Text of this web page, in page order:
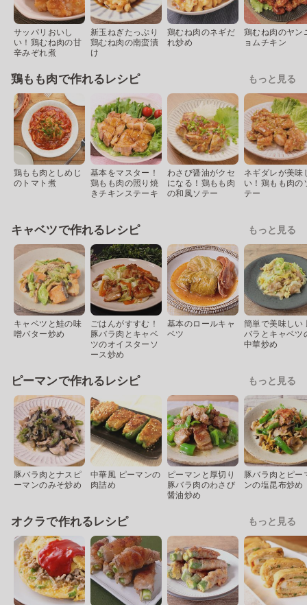
サッパリおいし
い！鶏むね肉の甘
辛みぞれ煮
新玉ねぎたっぷり
鶏むね肉の南蛮漬
け
鶏むね肉のネギだ
れ炒め
鶏むね肉のヤン
ョムチキン
鶏もも肉で作れるレシピ もっと見る
鶏もも肉としめじ
のトマト煮
基本をマスター！
鶏もも肉の照り焼
きチキンステーキ
わさび醤油がクセ
になる！鶏もも肉
の和風ソテー
ネギダレが美味
い！鶏もも肉の
テー
キャベツで作れるレシピ もっと見る
キャベツと鮭の味
噌バター炒め
ごはんがすすむ！
豚バラ肉とキャベ
ツのオイスターソ
ース炒め
基本のロールキャ
ベツ
簡単で美味しい
バラとキャベツ
中華炒め
ピーマンで作れるレシピ もっと見る
豚バラ肉とナスピ
ーマンのみそ炒め
中華風 ピーマンの
肉詰め
ピーマンと厚切り
豚バラ肉のわさび
醤油炒め
豚バラ肉とピー
ンの塩昆布炒め
オクラで作れるレシピ もっと見る